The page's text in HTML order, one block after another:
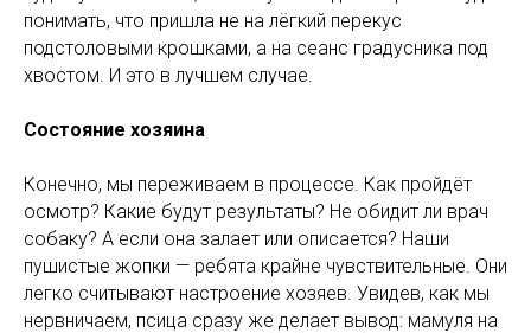
понимать, что пришла не на лёгкий перекус
подстоловыми крошками, а на сеанс градусника под
хвостом. И это в лучшем случае.
Состояние хозяина
Конечно, мы переживаем в процессе. Как пройдёт
осмотр? Какие будут результаты? Не обидит ли врач
собаку? А если она залает или описается? Наши
пушистые жопки — ребята крайне чувствительные. Они
легко считывают настроение хозяев. Увидев, как мы
нервничаем, псица сразу же делает вывод: мамуля на